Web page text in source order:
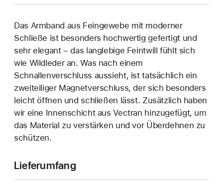
Das Armband aus Feingewebe mit moderner
Schließe ist besonders hochwertig gefertigt und
sehr elegant – das langlebige Feintwill fühlt sich
wie Wildleder an. Was nach einem
Schnallenverschluss aussieht, ist tatsächlich ein
zweiteiliger Magnetverschluss, der sich besonders
leicht öffnen und schließen lässt. Zusätzlich haben
wir eine Innenschicht aus Vectran hinzugefügt, um
das Material zu verstärken und vor Überdehnen zu
schützen.
Lieferumfang